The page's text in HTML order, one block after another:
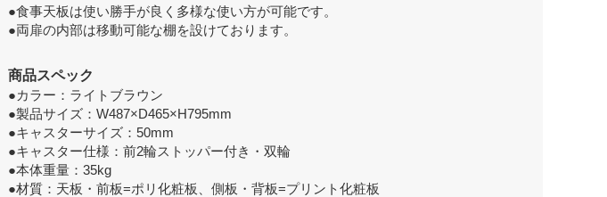
●食事天板は使い勝手が良く多様な使い方が可能です。
●両扉の内部は移動可能な棚を設けております。
商品スペック
●カラー：ライトブラウン
●製品サイズ：W487×D465×H795mm
●キャスターサイズ：50mm
●キャスター仕様：前2輪ストッパー付き・双輪
●本体重量：35kg
●材質：天板・前板=ポリ化粧板、側板・背板=プリント化粧板